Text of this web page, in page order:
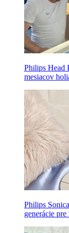
Philips Head
mesiacov
Philips
generácie